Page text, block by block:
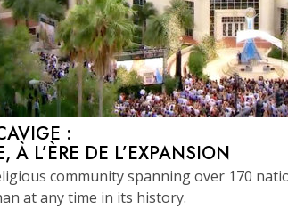
:
À L’ÈRE DE L’EXPANSION
community spanning over 170
at any time in its history.